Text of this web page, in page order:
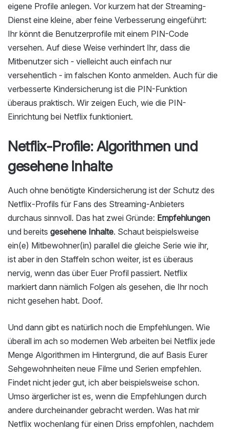
eigene Profile anlegen. Vor kurzem hat der Streaming-
Dienst eine kleine, aber feine Verbesserung eingeführt:
Ihr könnt die Benutzerprofile mit einem PIN-Code
versehen. Auf diese Weise verhindert Ihr, dass die
Mitbenutzer sich - vielleicht auch einfach nur
versehentlich - im falschen Konto anmelden. Auch für die
verbesserte Kindersicherung ist die PIN-Funktion
überaus praktisch. Wir zeigen Euch, wie die PIN-
Einrichtung bei Netflix funktioniert.
Netflix-Profile: Algorithmen und
gesehene Inhalte
Auch ohne benötigte Kindersicherung ist der Schutz des
Netflix-Profils für Fans des Streaming-Anbieters
durchaus sinnvoll. Das hat zwei Gründe: Empfehlungen
und bereits gesehene Inhalte. Schaut beispielsweise
ein(e) Mitbewohner(in) parallel die gleiche Serie wie ihr,
ist aber in den Staffeln schon weiter, ist es überaus
nervig, wenn das über Euer Profil passiert. Netflix
markiert dann nämlich Folgen als gesehen, die Ihr noch
nicht gesehen habt. Doof.
Und dann gibt es natürlich noch die Empfehlungen. Wie
überall im ach so modernen Web arbeiten bei Netflix jede
Menge Algorithmen im Hintergrund, die auf Basis Eurer
Sehgewohnheiten neue Filme und Serien empfehlen.
Findet nicht jeder gut, ich aber beispielsweise schon.
Umso ärgerlicher ist es, wenn die Empfehlungen durch
andere durcheinander gebracht werden. Was hat mir
Netflix wochenlang für einen Driss empfohlen, nachdem